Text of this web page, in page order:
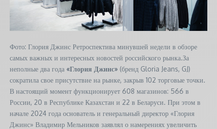
Фото: Глория Джинс Ретроспектива минувшей недели в обзоре
самых важных и интересных новостей российского рынка.За
неполные два года «Глория Джинс» (бренд Gloria Jeans, GJ)
сократила свое присутствие на рынке, закрыв 102 торговые точки.
В настоящий момент функционирует 608 магазинов: 566 в
России, 20 в Республике Казахстан и 22 в Беларуси. При этом в
начале 2024 года основатель и генеральный директор «Глория
Джинс» Владимир Мельников заявлял о намерениях увеличить